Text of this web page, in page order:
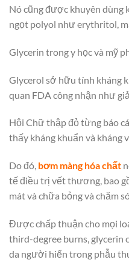
Nó cũng được khuyên dùng
ngọt polyol như erythritol,
Glycerin trong y học và mỹ
Glycerol sở hữu tính kháng
quan FDA công nhận như
Hội Chữ thập đỏ từng báo
thấy kháng khuẩn và kháng
Do đó, bơm màng hóa chất
tế điều trị vết thương, bao
mát và chữa bỏng và chăm
Được chấp thuận cho mọi
third-degree burns, glycerin
da người hiến trong phẫu